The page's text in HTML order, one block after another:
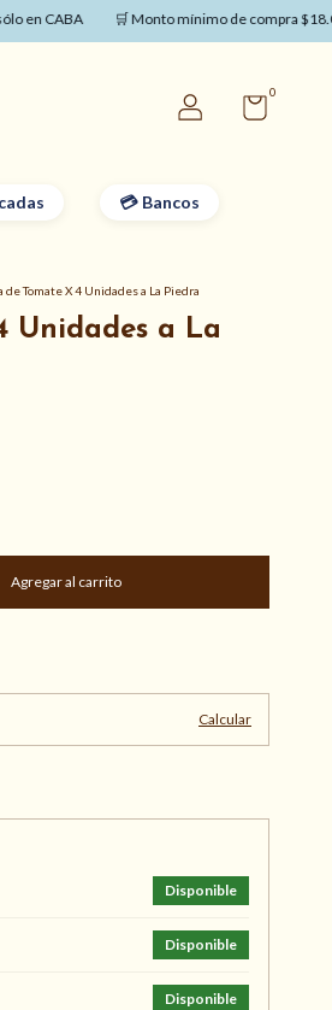
🛒 Monto mínimo de compra $18.000
0
Bancos
de Tomate X 4 Unidades a La Piedra
Unidades a La
Calcular
Disponible
Disponible
Disponible